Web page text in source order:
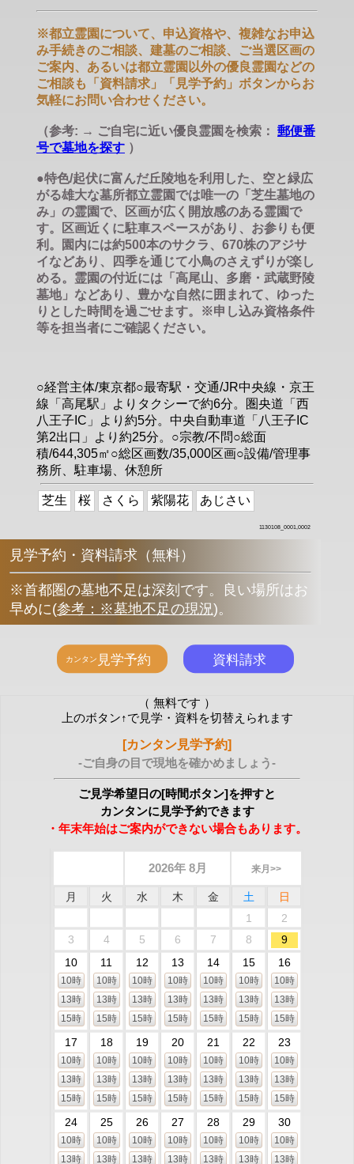
※都立霊園について、申込資格や、複雑なお申込
み手続きのご相談、建墓のご相談、ご当選区画の
ご案内、あるいは都立霊園以外の優良霊園などの
ご相談も「資料請求」「見学予約」ボタンからお
気軽にお問い合わせください。
（参考: → ご自宅に近い優良霊園を検索： 郵便番
号で墓地を探す ）
●特色/起伏に富んだ丘陵地を利用した、空と緑広
がる雄大な墓所都立霊園では唯一の「芝生墓地の
み」の霊園で、区画が広く開放感のある霊園で
す。区画近くに駐車スペースがあり、お参りも便
利。園内には約500本のサクラ、670株のアジサ
イなどあり、四季を通じて小鳥のさえずりが楽し
める。霊園の付近には「高尾山、多磨・武蔵野陵
墓地」などあり、豊かな自然に囲まれて、ゆった
りとした時間を過ごせます。※申し込み資格条件
等を担当者にご確認ください。
○経営主体/東京都○最寄駅・交通/JR中央線・京王
線「高尾駅」よりタクシーで約6分。圏央道「西
八王子IC」より約5分。中央自動車道「八王子IC
第2出口」より約25分。○宗教/不問○総面
積/644,305㎡○総区画数/35,000区画○設備/管理事
務所、駐車場、休憩所
芝生 桜 さくら 紫陽花 あじさい
1130108_0001,0002
見学予約・資料請求（無料）
※首都圏の墓地不足は深刻です。良い場所はお
早めに(参考：※墓地不足の現況)。
（ 無料です ）
上のボタン↑で見学・資料を切替えられます
[カンタン見学予約]
-ご自身の目で現地を確かめましょう-
ご見学希望日の[時間ボタン]を押すと
カンタンに見学予約できます
・年末年始はご案内ができない場合もあります。
2026年 8月 来月>>
月 火 水 木 金 土
日
1
2
3
4 5 6 7 8
9
10
10時
13時
15時
11
10時
13時
15時
12
10時
13時
15時
13
10時
13時
15時
14
10時
13時
15時
15
10時
13時
15時
16
10時
13時
15時
17
10時
13時
15時
18
10時
13時
15時
19
10時
13時
15時
20
10時
13時
15時
21
10時
13時
15時
22
10時
13時
15時
23
10時
13時
15時
24
10時
13時
25
10時
13時
26
10時
13時
27
10時
13時
28
10時
13時
29
10時
13時
30
10時
13時